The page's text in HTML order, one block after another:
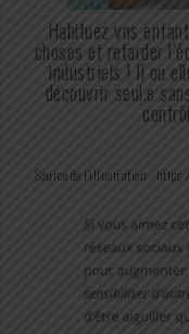
Habituez vos
choses et retarder
industriels ! Il ou
découvrir seul.e
Source de l’illustration :